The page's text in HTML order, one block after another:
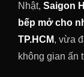
Nhật, Saigon
bếp mở cho
TP.HCM, vừa
không gian ấn